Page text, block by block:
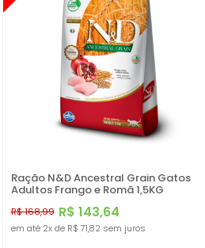
Ração N&D Ancestral Grain Gatos
Adultos Frango e Romã 1,5KG
R$ 143,64
R$ 168,99
em até 2xde R$ 71,82 sem juros